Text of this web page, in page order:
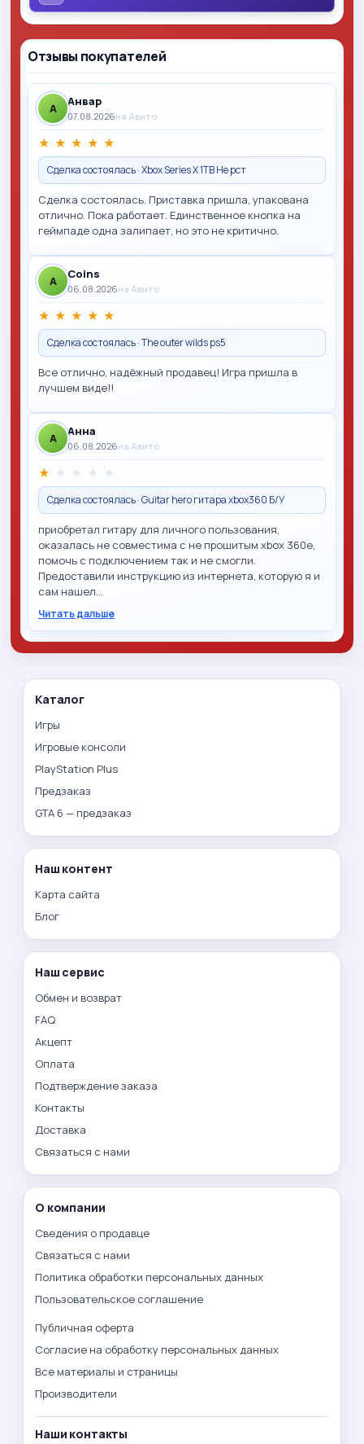
Отзывы покупателей
A Анвар
07.08.2026на Авито
★ ★ ★ ★ ★
Сделка состоялась · Xbox Series X 1TB Не рст
Сделка состоялась. Приставка пришла, упакована
отлично. Пока работает. Единственное кнопка на
геймпаде одна залипает, но это не критично.
A Coins
06.08.2026на Авито
★ ★ ★ ★ ★
Сделка состоялась · The outer wilds ps5
Все отлично, надёжный продавец! Игра пришла в
лучшем виде!!
A Анна
06.08.2026на Авито
★ ★ ★ ★ ★
Сделка состоялась · Guitar hero гитара xbox360 Б/У
приобретал гитару для личного пользования,
оказалась не совместима с не прошитым xbox 360e,
помочь с подключением так и не смогли.
Предоставили инструкцию из интернета, которую я и
сам нашел…
Читать дальше
Каталог
Игры
Игровые консоли
PlayStation Plus
Предзаказ
GTA 6 — предзаказ
Наш контент
Карта сайта
Блог
Наш сервис
Обмен и возврат
FAQ
Акцепт
Оплата
Подтверждение заказа
Контакты
Доставка
Связаться с нами
О компании
Сведения о продавце
Связаться с нами
Политика обработки персональных данных
Пользовательское соглашение
Публичная оферта
Согласие на обработку персональных данных
Все материалы и страницы
Производители
Наши контакты